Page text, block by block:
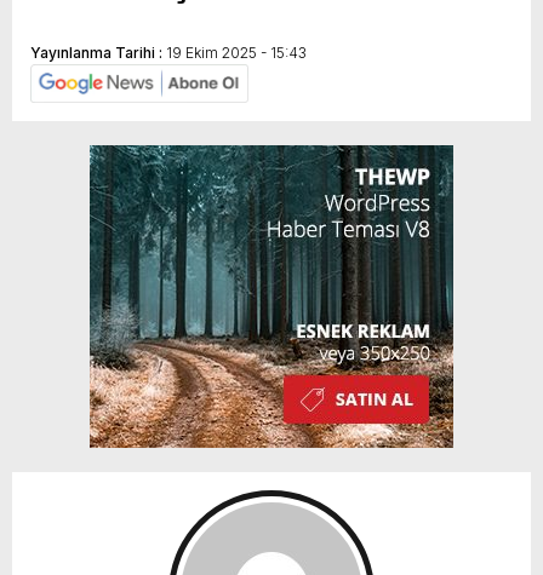
Yayınlanma Tarihi : 19 Ekim 2025 - 15:43